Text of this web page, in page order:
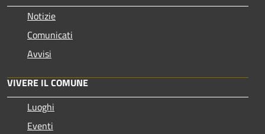
Notizie
Comunicati
Avvisi
VIVERE IL COMUNE
Luoghi
Eventi